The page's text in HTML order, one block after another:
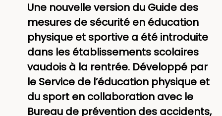
Une nouvelle version du Guide des
mesures de sécurité en éducation
physique et sportive a été introduite
dans les établissements scolaires
vaudois à la rentrée. Développé par
le Service de l’éducation physique et
du sport en collaboration avec le
Bureau de prévention des accidents,